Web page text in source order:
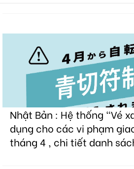
Nhật Bản : Hệ thống "Vé
dụng cho các vi phạm
tháng 4 , chi tiết danh